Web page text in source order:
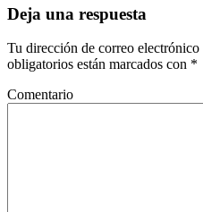
Interacciones
los
lectores
Deja una respuesta
Tu dirección de correo electrónico
obligatorios están marcados con *
Comentario